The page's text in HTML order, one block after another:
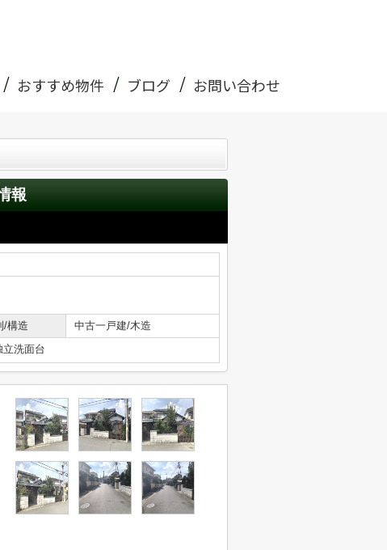
おすすめ物件 ブログ お問い合わせ
報
/構造
中古一戸建/木造
立洗面台